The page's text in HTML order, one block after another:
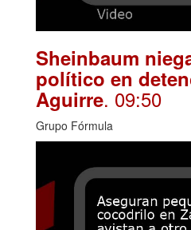
Sheinbaum
político en
Aguirre. 09:50
Grupo Fórmula